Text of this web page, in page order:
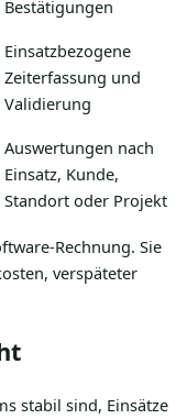
Bestätigungen
Einsatzbezogene
Zeiterfassung und
Validierung
Auswertungen nach
Einsatz, Kunde,
Standort oder Projekt
Rechnung. Sie
verspäteter
stabil sind, Einsätze